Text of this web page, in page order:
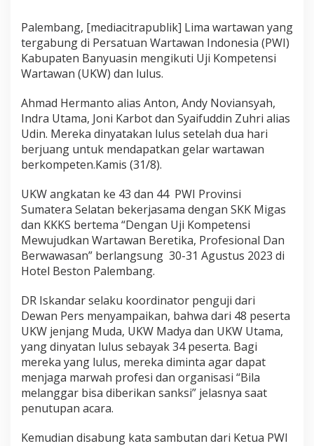
u
l
u
s
U
W
Palembang, [mediacitrapublik] Lima wartawan yang
tergabung di Persatuan Wartawan Indonesia (PWI)
Kabupaten Banyuasin mengikuti Uji Kompetensi
Wartawan (UKW) dan lulus.
Ahmad Hermanto alias Anton, Andy Noviansyah,
Indra Utama, Joni Karbot dan Syaifuddin Zuhri alias
Udin. Mereka dinyatakan lulus setelah dua hari
berjuang untuk mendapatkan gelar wartawan
berkompeten.Kamis (31/8).
UKW angkatan ke 43 dan 44 PWI Provinsi
Sumatera Selatan bekerjasama dengan SKK Migas
dan KKKS bertema “Dengan Uji Kompetensi
Mewujudkan Wartawan Beretika, Profesional Dan
Berwawasan” berlangsung 30-31 Agustus 2023 di
Hotel Beston Palembang.
DR Iskandar selaku koordinator penguji dari
Dewan Pers menyampaikan, bahwa dari 48 peserta
UKW jenjang Muda, UKW Madya dan UKW Utama,
yang dinyatan lulus sebayak 34 peserta. Bagi
mereka yang lulus, mereka diminta agar dapat
menjaga marwah profesi dan organisasi “Bila
melanggar bisa diberikan sanksi” jelasnya saat
penutupan acara.
Kemudian disabung kata sambutan dari Ketua PWI